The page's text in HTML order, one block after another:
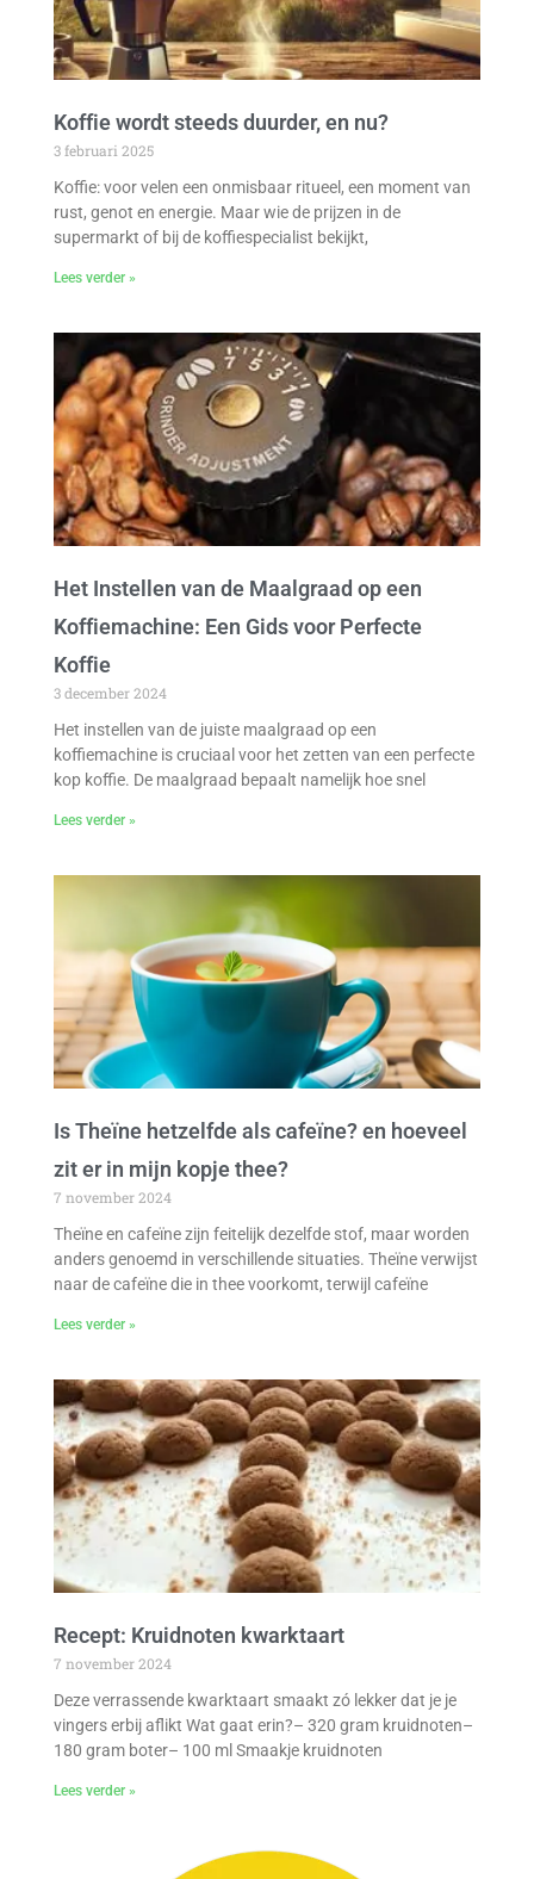
Koffie wordt steeds duurder, en nu?
3 februari 2025
Koffie: voor velen een onmisbaar ritueel, een moment van
rust, genot en energie. Maar wie de prijzen in de
supermarkt of bij de koffiespecialist bekijkt,
Lees verder »
Het Instellen van de Maalgraad op een
Koffiemachine: Een Gids voor Perfecte
Koffie
3 december 2024
Het instellen van de juiste maalgraad op een
koffiemachine is cruciaal voor het zetten van een perfecte
kop koffie. De maalgraad bepaalt namelijk hoe snel
Lees verder »
Is Theïne hetzelfde als cafeïne? en hoeveel
zit er in mijn kopje thee?
7 november 2024
Theïne en cafeïne zijn feitelijk dezelfde stof, maar worden
anders genoemd in verschillende situaties. Theïne verwijst
naar de cafeïne die in thee voorkomt, terwijl cafeïne
Lees verder »
Recept: Kruidnoten kwarktaart
7 november 2024
Deze verrassende kwarktaart smaakt zó lekker dat je je
vingers erbij aflikt Wat gaat erin?– 320 gram kruidnoten–
180 gram boter– 100 ml Smaakje kruidnoten
Lees verder »